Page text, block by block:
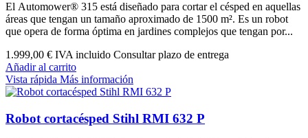
El Automower® 315 está diseñado para cortar el césped en aquellas
áreas que tengan un tamaño aproximado de 1500 m². Es un robot
que opera de forma óptima en jardines complejos que tengan por...
1.999,00 € IVA incluido Consultar plazo de entrega
Añadir al carrito
Vista rápida Más información
Robot cortacésped Stihl RMI 632 P